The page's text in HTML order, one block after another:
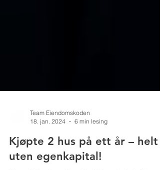
Team Eiendomskoden
18. jan. 2024
6 min lesing